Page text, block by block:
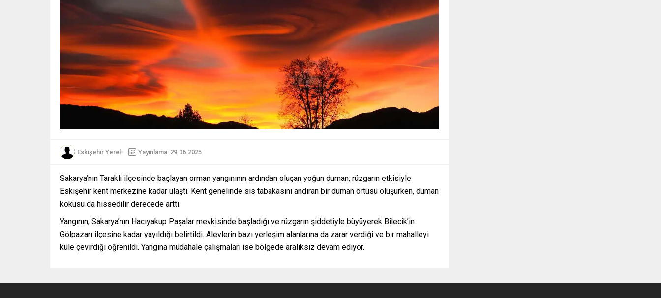
Eskişehir Yerel Yayınlama: 29.06.2025
Sakarya’nın Taraklı ilçesinde başlayan orman yangınının ardından oluşan yoğun duman, rüzgarın etkisiyle
Eskişehir kent merkezine kadar ulaştı. Kent genelinde sis tabakasını andıran bir duman örtüsü oluşurken, duman
kokusu da hissedilir derecede arttı.
Yangının, Sakarya’nın Hacıyakup Paşalar mevkisinde başladığı ve rüzgarın şiddetiyle büyüyerek Bilecik’in
Gölpazarı ilçesine kadar yayıldığı belirtildi. Alevlerin bazı yerleşim alanlarına da zarar verdiği ve bir mahalleyi
küle çevirdiği öğrenildi. Yangına müdahale çalışmaları ise bölgede aralıksız devam ediyor.